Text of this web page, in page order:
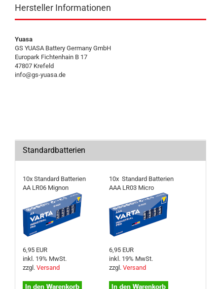
Hersteller Informationen
Yuasa
GS YUASA Battery Germany GmbH
Europark Fichtenhain B 17
47807 Krefeld
info@gs-yuasa.de
Standardbatterien
10x Standard Batterien
AA LR06 Mignon
6,95 EUR
inkl. 19% MwSt.
zzgl. Versand
10x Standard Batterien
AAA LR03 Micro
6,95 EUR
inkl. 19% MwSt.
zzgl. Versand